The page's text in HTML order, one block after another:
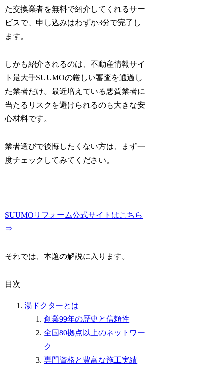
た交換業者を無料で紹介してくれるサー
ビスで、申し込みはわずか3分で完了し
ます。
しかも紹介されるのは、不動産情報サイ
ト最大手SUUMOの厳しい審査を通過し
た業者だけ。最近増えている悪質業者に
当たるリスクを避けられるのも大きな安
心材料です。
業者選びで後悔したくない方は、まず一
度チェックしてみてください。
SUUMOリフォーム公式サイトはこちら
⇒
それでは、本題の解説に入ります。
目次
湯ドクターとは
創業99年の歴史と信頼性
全国80拠点以上のネットワー
ク
専門資格と豊富な施工実績